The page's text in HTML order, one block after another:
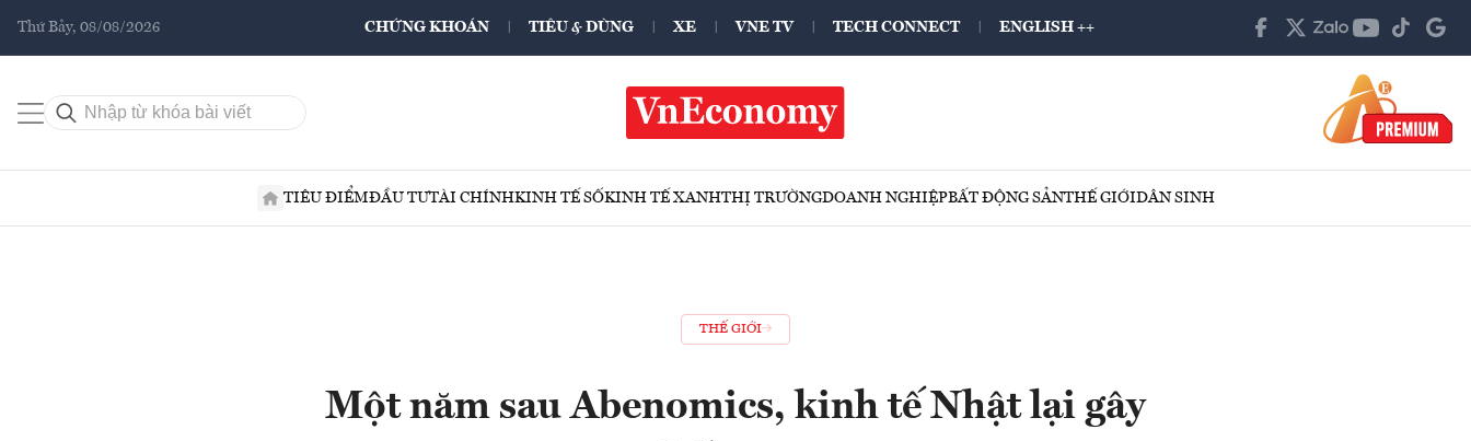
Thứ Bảy, 08/08/2026 CHỨNG KHOÁN TIÊU & DÙNG XE VNE TV TECH CONNECT ENGLISH ++
TIÊU ĐIỂMĐẦU TƯTÀI CHÍNHKINH TẾ SỐKINH TẾ XANHTHỊ TRƯỜNGDOANH NGHIỆPBẤT ĐỘNG SẢNTHẾ GIỚIDÂN SINH
THẾ GIỚI
Một năm sau Abenomics, kinh tế Nhật lại gây